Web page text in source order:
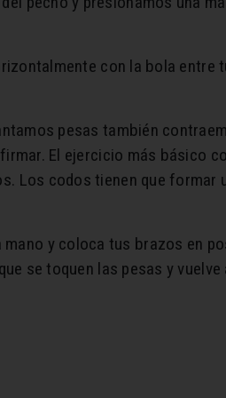
con la bola entre
pesas también
El ejercicio más básico
Los codos tienen que formar
mano y coloca tus brazos en
se toquen las pesas y